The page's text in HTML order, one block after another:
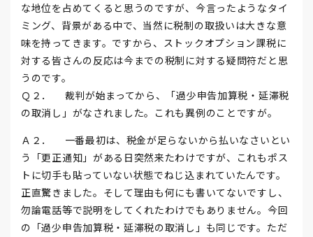
な地位を占めてくると思うのですが、今言ったようなタイ
ミング、背景がある中で、当然に税制の取扱いは大きな意
味を持ってきます。ですから、ストックオプション課税に
対する皆さんの反応は今までの税制に対する疑問符だと思
うのです。
Ｑ２． 裁判が始まってから、「過少申告加算税・延滞税
の取消し」がなされました。これも異例のことですが。
Ａ２． 一番最初は、税金が足らないから払いなさいとい
う「更正通知」がある日突然来たわけですが、これもポス
トに切手も貼っていない状態でねじ込まれていたんです。
正直驚きました。そして理由も何にも書いてないですし、
勿論電話等で説明をしてくれたわけでもありません。今回
の「過少申告加算税・延滞税の取消し」も同じです。ただ